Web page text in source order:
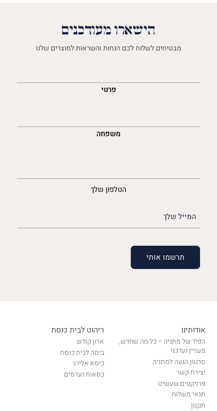
הישארו מעודכנים
מבטיחים לשלוח לכם הנחות והשראות למוצרים שלנו
פרטי
משפחה
הטלפון שלך
(חובה)
אודותינו
הפיד של מתניה – כל מה שחדש,
מעניין ועדכני
סרטון הגעה למתניה
יצירת קשר
פרויקטים שעשינו
תנאי משלוח
תקנון
ריהוט לבית כנסת
ארון קודש
בימה לבית כנסת
כיסא אליהו
כסאות נערמים